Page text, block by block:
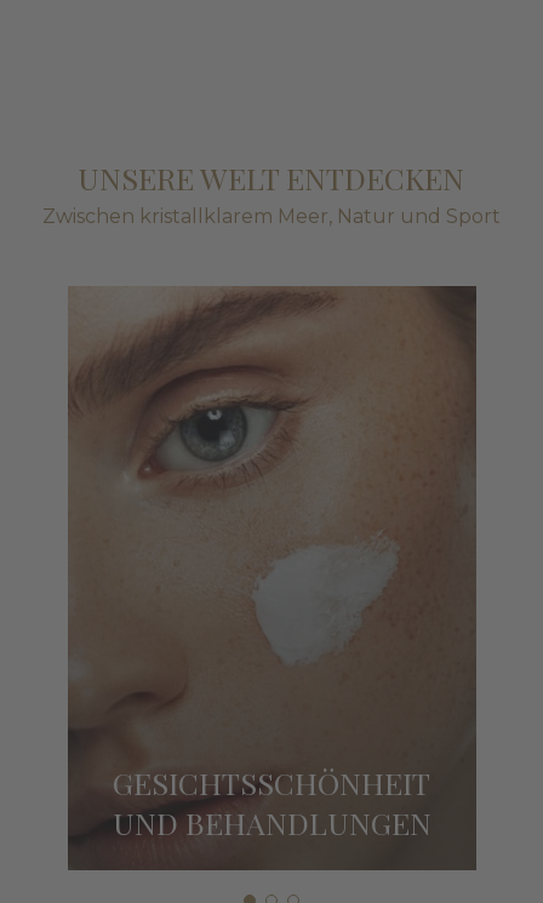
UNSERE WELT ENTDECKEN
Zwischen kristallklarem Meer, Natur und Sport
GESICHTSSCHÖNHEIT
UND BEHANDLUNGEN